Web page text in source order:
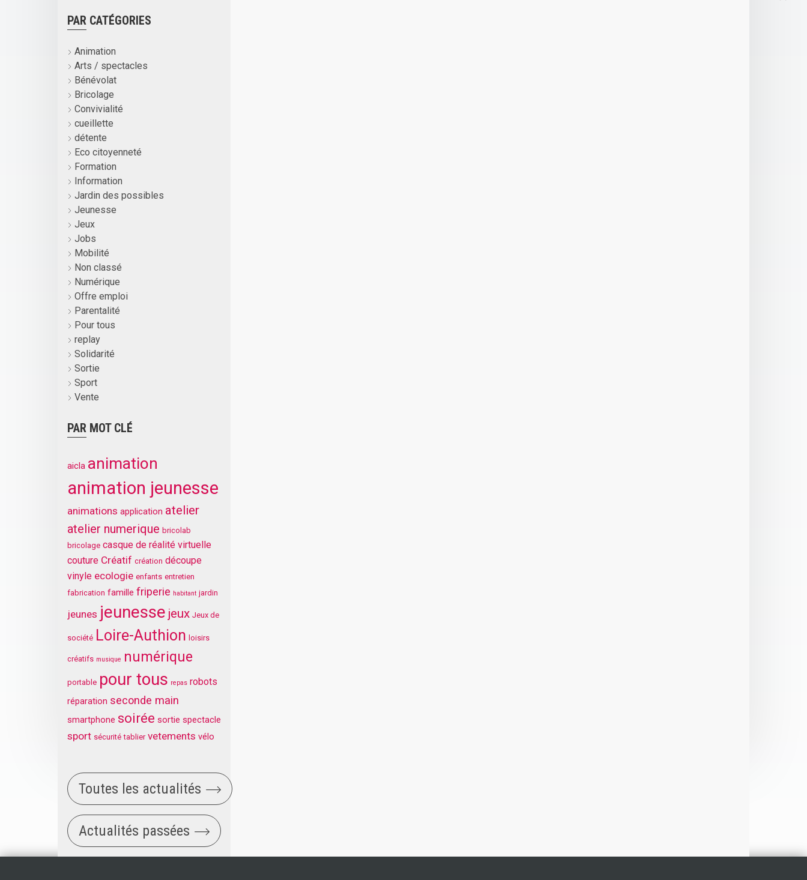
PAR CATÉGORIES
Animation
Arts / spectacles
Bénévolat
Bricolage
Convivialité
cueillette
détente
Eco citoyenneté
Formation
Information
Jardin des possibles
Jeunesse
Jeux
Jobs
Mobilité
Non classé
Numérique
Offre emploi
Parentalité
Pour tous
replay
Solidarité
Sortie
Sport
Vente
PAR MOT CLÉ
aicla animation
animation jeunesse
animations application atelier
atelier numerique bricolab
bricolage casque de réalité virtuelle
couture Créatif création découpe
vinyle ecologie enfants entretien
fabrication famille friperie habitant jardin
jeunes jeunesse jeux Jeux de
société Loire-Authion loisirs
créatifs musique numérique
portable pour tous repas robots
réparation seconde main
smartphone soirée sortie spectacle
sport sécurité tablier vetements vélo
Toutes les actualités
Actualités passées